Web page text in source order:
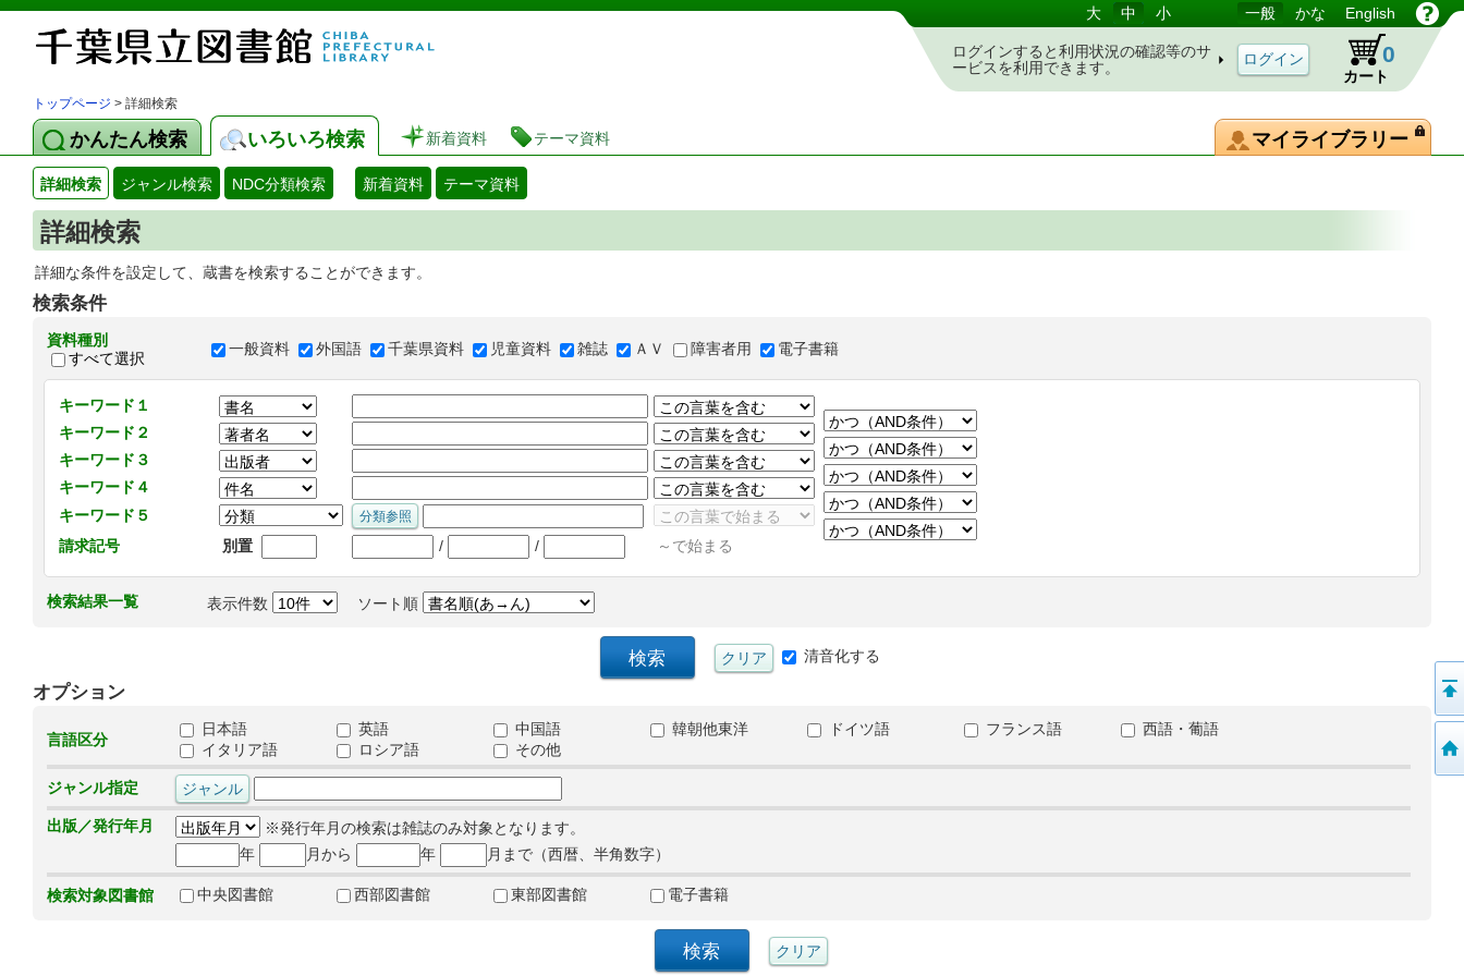
図書館 蔵書検索・予約システム 大 中 小 一般 かな English
ログインすると利用状況の確認等のサ
ービスを利用できます。
カート
0
トップページ > 詳細検索
かんたん検索 いろいろ検索 新着資料 テーマ資料 マイライブラリー
詳細検索 ジャンル検索 NDC分類検索 新着資料 テーマ資料
詳細検索
詳細な条件を設定して、蔵書を検索することができます。
検索条件
資料種別
すべて選択
一般資料 外国語 千葉県資料 児童資料 雑誌 ＡＶ 障害者用 電子書籍
キーワード１
キーワード２
キーワード３
キーワード４
キーワード５
請求記号
別置 / / ～で始まる
検索結果一覧 表示件数 ソート順
清音化する
オプション
言語区分
日本語 英語 中国語 韓朝他東洋 ドイツ語 フランス語
西語・葡語
イタリア語
ロシア語 その他
ジャンル指定
出版／発行年月
※発行年月の検索は雑誌のみ対象となります。
年
月から 年 月まで（西暦、半角数字）
検索対象図書館 中央図書館 西部図書館 東部図書館 電子書籍